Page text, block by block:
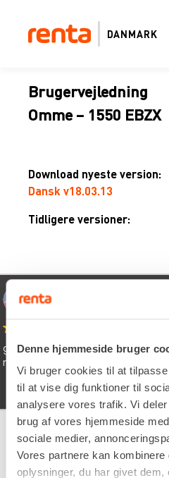
Denne hjemmeside bruger
Vi bruger cookies til at
til at vise dig funktioner til
analysere vores trafik. Vi
brug af vores hjemmeside
sociale medier,
Vores partnere kan
oplysninger, du har givet
DANMARK
Brugervejledning
Omme – 1550 EBZX
Download nyeste version:
Dansk v18.03.13
Tidligere versioner:
udsen
og søde chauffør som lever
Google samlet
på basis af150